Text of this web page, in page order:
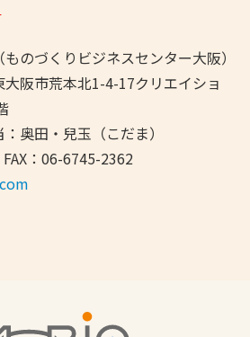
のづくりビジネスセンター大阪）
阪市荒本北1-4-17クリエイショ
奥田・兒玉（こだま）
：06-6745-2362